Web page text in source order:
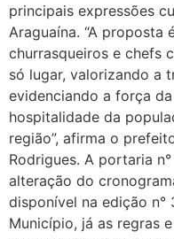
principais expressões
Araguaína. “A proposta
churrasqueiros e chefs
só lugar, valorizando a
evidenciando a força
hospitalidade da
região”, afirma o
Rodrigues. A portaria
alteração do
disponível na edição
Município, já as regras